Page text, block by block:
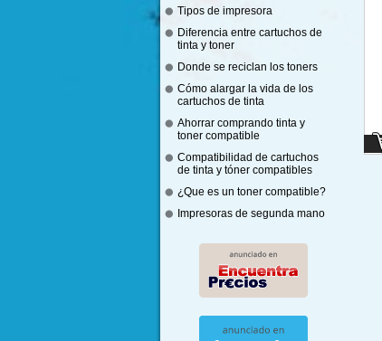
Tipos de impresora
Diferencia entre cartuchos de
tinta y toner
Donde se reciclan los toners
Cómo alargar la vida de los
cartuchos de tinta
Ahorrar comprando tinta y
toner compatible
Compatibilidad de cartuchos
de tinta y tóner compatibles
¿Que es un toner compatible?
Impresoras de segunda mano